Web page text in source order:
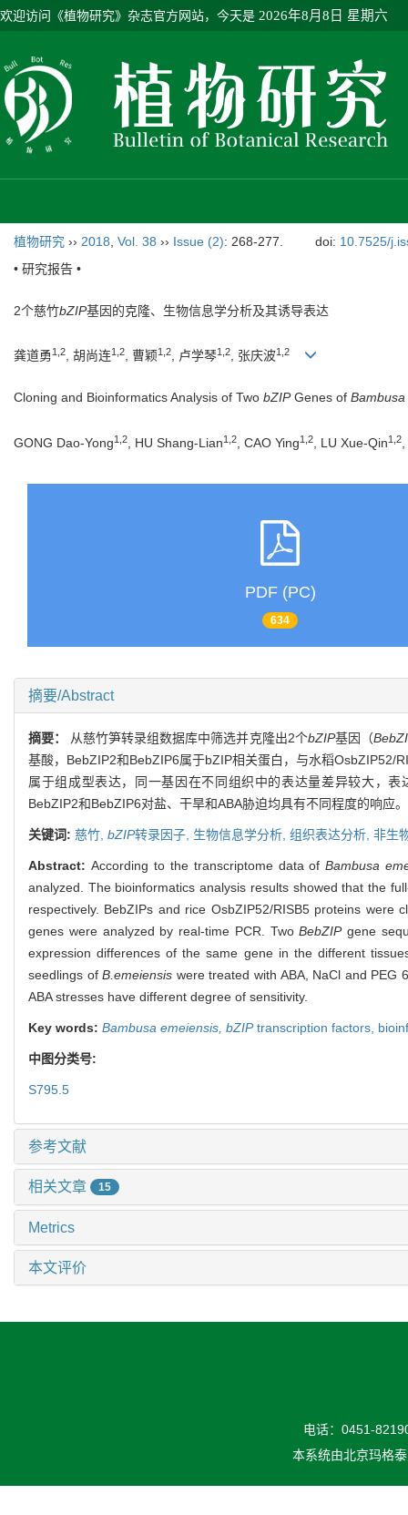
欢迎访问《植物研究》杂志官方网站，今天是 2026年8月8日 星期六
植物研究 ›› 2018 Vol. 38 ›› Issue (2): 268-277. doi: 10.7525/
• 研究报告 •
2个慈竹bZIP基因的克隆、生物信息学分析及其诱导表达
龚道勇1,2, 胡尚连1,2, 曹颖1,2, 卢学琴1,2, 张庆波1,2
Cloning and Bioinformatics Analysis of Two bZIPGenes of
GONG Dao-Yong1,2 , HU Shang-Lian1,2 , CAO Ying1,2 , LU Xue-Qin1,2
PDF (PC)
634
摘要/Abstract
摘要： 从慈竹笋转录组数据库中筛选并克隆出2个bZIP基因（
基酸，BebZIP2和BebZIP6属于bZIP相关蛋白，与水稻OsbZIP52/
属于组成型表达，同一基因在不同组织中的表达量差异较大，
BebZIP2和BebZIP6对盐、干旱和ABA胁迫均具有不同程度的响应。
关键词: 慈竹, bZIP转录因子, 生物信息学分析, 组织表达分析, 非生
Abstract: According to the transcriptome data ofBambusa
analyzed. The bioinformatics analysis results showed that the
respectively. BebZIPs and rice OsbZIP52/RISB5 proteins
genes were analyzed by real-time PCR. TwoBebZIPgene
expression differences of the same gene in the different
seedlings ofB.emeiensis were treated with ABA, NaCl and
ABA stresses have different degree of sensitivity.
Key words: Bambusa emeiensis, bZIPtranscription factors,
中图分类号:
S795.5
参考文献
相关文章 15
Metrics
本文评价
电话：0451-
本系统由北京玛格